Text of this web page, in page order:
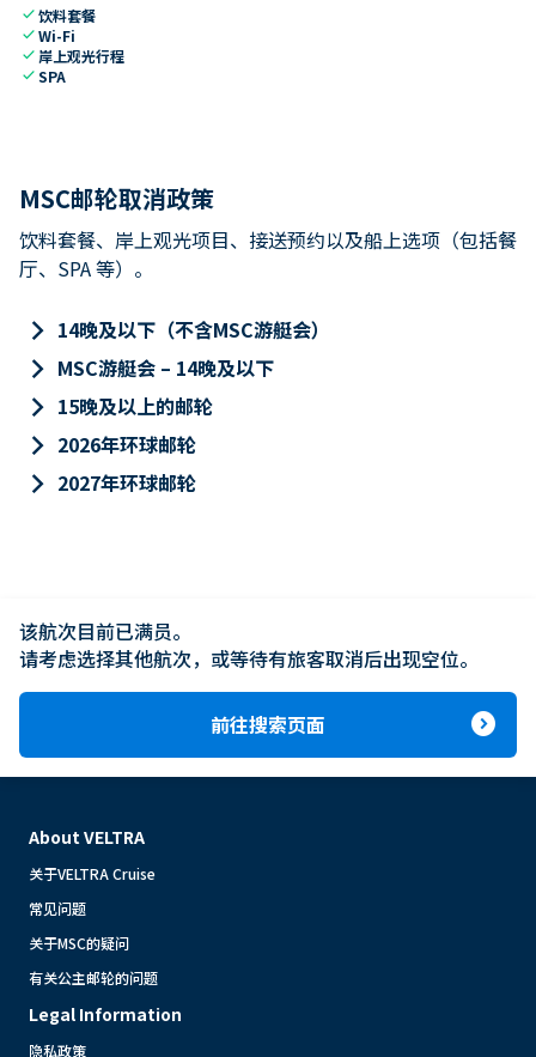
check饮料套餐
checkWi-Fi
check 岸上观光行程
checkSPA
MSC邮轮取消政策
饮料套餐、岸上观光项目、接送预约以及船上选项（包括餐
厅、SPA 等）。
keyboard_arrow_right 14晚及以下（不含MSC游艇会）
keyboard_arrow_right MSC游艇会 – 14晚及以下
keyboard_arrow_right 15晚及以上的邮轮
keyboard_arrow_right 2026年环球邮轮
keyboard_arrow_right 2027年环球邮轮
该航次目前已满员。
请考虑选择其他航次，或等待有旅客取消后出现空位。
前往搜索页面 expand_circle_right
About VELTRA
关于VELTRA Cruise
常见问题
关于MSC的疑问
有关公主邮轮的问题
Legal Information
隐私政策